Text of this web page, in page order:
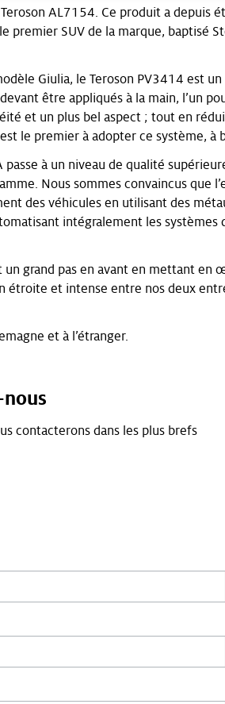
AL7154. Ce produit a depuis
SUV de la marque, baptisé
Giulia, le Teroson PV3414 est
être appliqués à la main, l’un
et un plus bel aspect ; tout en
le premier à adopter ce système, à
à un niveau de qualité
Nous sommes convaincus que
des véhicules en utilisant des
intégralement les systèmes
grand pas en avant en mettant en
et intense entre nos deux
et à l’étranger.
contacterons dans les plus brefs